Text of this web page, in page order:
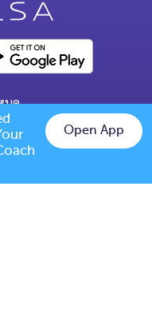
มด
ลง/ยกเลิกChat on LINE
Open App